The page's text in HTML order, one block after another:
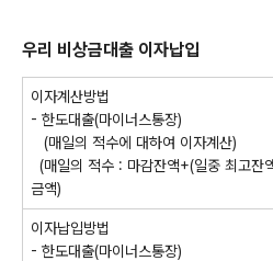
우리 비상금대출 이자납입
이자계산방법
- 한도대출(마이너스통장)
(매일의 적수에 대하여 이자계산)
(매일의 적수 : 마감잔액+(일중 최고잔
금액)
이자납입방법
- 한도대출(마이너스통장)